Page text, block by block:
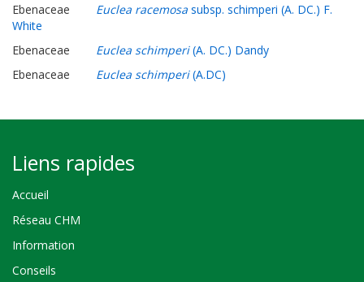
Ebenaceae Euclea racemosa subsp. schimperi (A. DC.) F.
White
Ebenaceae Euclea schimperi(A. DC.) Dandy
Ebenaceae Euclea schimperi(A.DC)
Liens rapides
Accueil
Réseau CHM
Information
Conseils